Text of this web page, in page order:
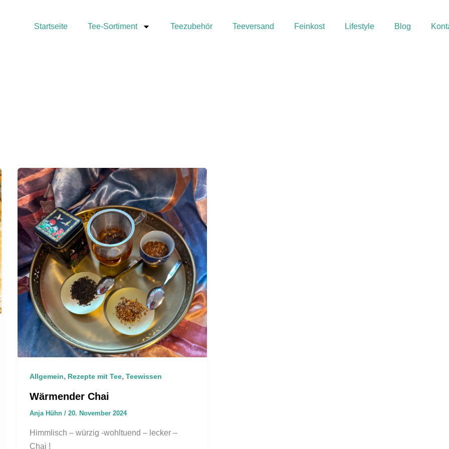
Startseite Tee-Sortiment Teezubehör Teeversand Feinkost Lifestyle Blog
Allgemein, Rezepte mit Tee, Teewissen
Wärmender Chai
Anja Hühn / 20. November 2024
Himmlisch – würzig -wohltuend – lecker –
Chai !